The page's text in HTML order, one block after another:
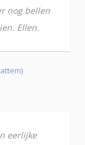
nog bellen
Ellen.
eerlijke